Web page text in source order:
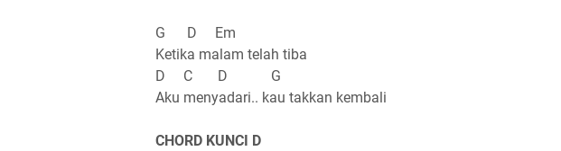
G D Em
Ketika malam telah tiba
D C D G
Aku menyadari.. kau takkan kembali
CHORD KUNCI D